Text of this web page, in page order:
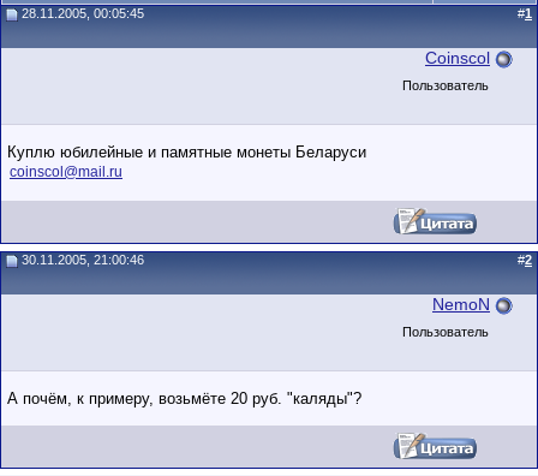
28.11.2005, 00:05:45 #1
Coinscol
Пользователь
Куплю юбилейные и памятные монеты Беларуси
coinscol@mail.ru
30.11.2005, 21:00:46 #2
NemoN
Пользователь
А почём, к примеру, возьмёте 20 руб. "каляды"?